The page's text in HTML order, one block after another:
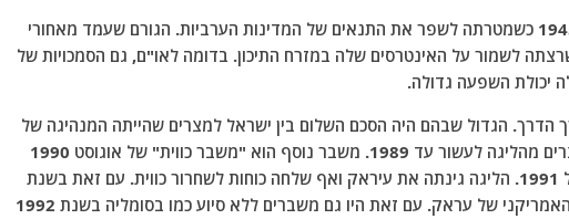
"הליגה" נוסדה במהלך שנת 1945 כשמטרתה לשפר את התנאים של המדינות הערביות. הגורם שעמד מאחורי
לשמור על האינטרסים שלה במזרח התיכון. בדומה לאו"ם, גם הסמכויות של
יכולת השפעה גדולה.
הדרך. הגדול שבהם היה הסכם השלום בין ישראל למצרים שהייתה המנהיגה של
הליגה. הדבר הוביל לגירוש מצרים מהליגה לעשור עד 1989. משבר נוסף הוא "משבר כווית" של אוגוסט 1990
שהביא את מלחמת המפרץ של 1991. הליגה גינתה את עיראק ואף שלחה כוחות לשחרור כווית. עם זאת בשנת
2003 הליגה התנגדה לכיבוש האמריקני של עראק. עם זאת היו גם משברים ללא סיוע כמו בסומליה בשנת 1992